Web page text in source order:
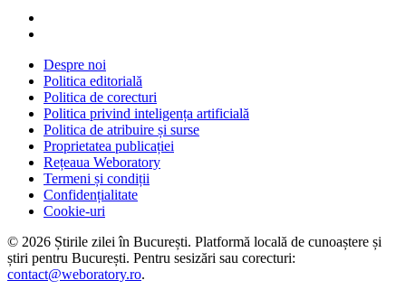
Despre noi
Politica editorială
Politica de corecturi
Politica privind inteligența artificială
Politica de atribuire și surse
Proprietatea publicației
Rețeaua Weboratory
Termeni și condiții
Confidențialitate
Cookie-uri
© 2026 Știrile zilei în București. Platformă locală de cunoaștere și
știri pentru București. Pentru sesizări sau corecturi:
contact@weboratory.ro.